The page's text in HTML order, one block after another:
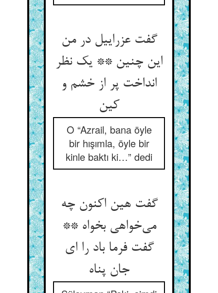
گفت عزراییل در من
این چنین ** یک نظر
انداخت پر از خشم و
O “Azrail, bana öyle
bir hışımla, öyle bir
kinle baktı ki…” dedi
گفت هین اکنون چه
می‌‌خواهی بخواه **
گفت فرما باد را ای